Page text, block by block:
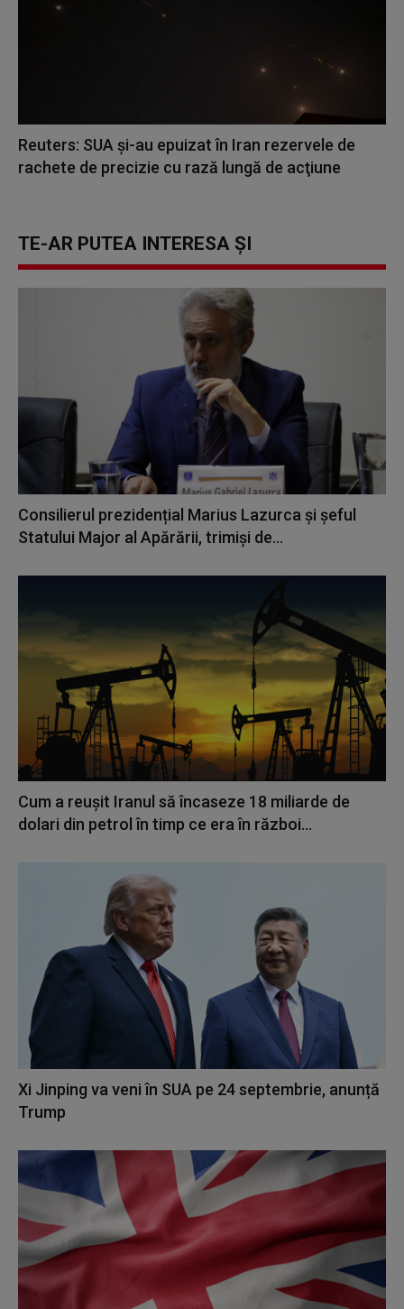
Reuters: SUA şi-au epuizat în Iran rezervele de
rachete de precizie cu rază lungă de acţiune
TE-AR PUTEA INTERESA ȘI
Consilierul prezidențial Marius Lazurca și șeful
Statului Major al Apărării, trimiși de...
Cum a reuşit Iranul să încaseze 18 miliarde de
dolari din petrol în timp ce era în război...
Xi Jinping va veni în SUA pe 24 septembrie, anunță
Trump